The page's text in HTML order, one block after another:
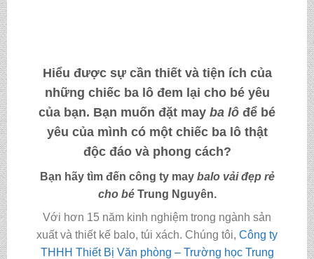
Hiểu được sự cần thiết và tiện ích của
những chiếc ba lô đem lại cho bé yêu
của bạn. Bạn muốn đặt may ba lô để bé
yêu của mình có một chiếc ba lô thật
độc đáo và phong cách?
Bạn hãy tìm đến công ty may balo vải đẹp rẻ
cho bé Trung Nguyên.
Với hơn 15 năm kinh nghiệm trong ngành sản
xuất và thiết kế balo, túi xách. Chúng tôi, Công ty
THHH Thiết Bị Văn phòng – Trường học Trung